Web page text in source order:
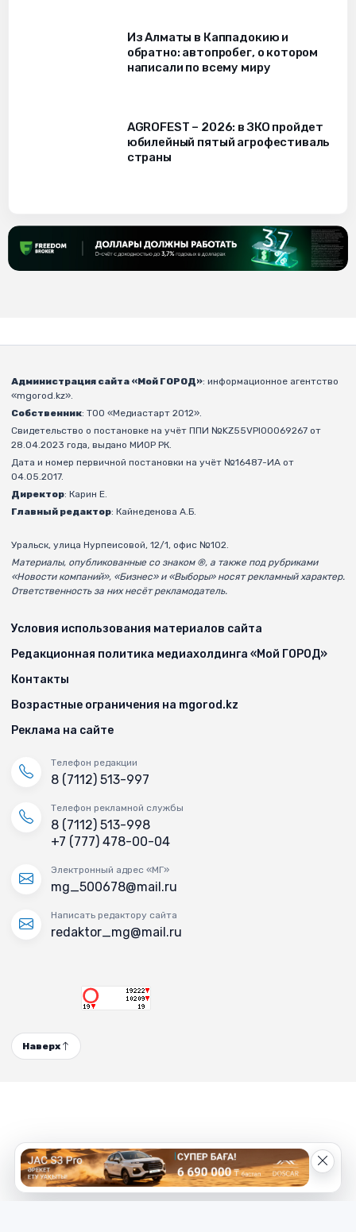
Из Алматы в Каппадокию и
обратно: автопробег, о котором
написали по всему миру
AGROFEST – 2026: в ЗКО пройдет
юбилейный пятый агрофестиваль
страны
Администрация сайта «Мой ГОРОД»: информационное агентство
«mgorod.kz».
Собственник: ТОО «Медиастарт 2012».
Свидетельство о постановке на учёт ППИ №KZ55VPI00069267 от
28.04.2023 года, выдано МИОР РК.
Дата и номер первичной постановки на учёт №16487-ИА от
04.05.2017.
Директор: Карин Е.
Главный редактор: Кайнеденова А.Б.
Уральск, улица Нурпеисовой, 12/1, офис №102.
Материалы, опубликованные со знаком ®, а также под рубриками
«Новости компаний», «Бизнес» и «Выборы» носят рекламный характер.
Ответственность за них несёт рекламодатель.
Условия использования материалов сайта
Редакционная политика медиахолдинга «Мой ГОРОД»
Контакты
Возрастные ограничения на mgorod.kz
Реклама на сайте
Телефон редакции
8 (7112) 513-997
Телефон рекламной службы
8 (7112) 513-998
+7 (777) 478-00-04
Электронный адрес «МГ»
mg_500678@mail.ru
Написать редактору сайта
redaktor_mg@mail.ru
Наверх